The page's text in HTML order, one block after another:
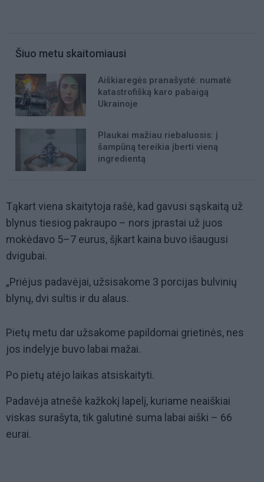
Šiuo metu skaitomiausi
Aiškiaregės pranašystė: numatė
katastrofišką karo pabaigą
Ukrainoje
Plaukai mažiau riebaluosis: į
šampūną tereikia įberti vieną
ingredientą
Tąkart viena skaitytoja rašė, kad gavusi sąskaitą už
blynus tiesiog pakraupo – nors įprastai už juos
mokėdavo 5–7 eurus, šįkart kaina buvo išaugusi
dvigubai.
„Priėjus padavėjai, užsisakome 3 porcijas bulvinių
blynų, dvi sultis ir du alaus.
Pietų metu dar užsakome papildomai grietinės, nes
jos indelyje buvo labai mažai.
Po pietų atėjo laikas atsiskaityti.
Padavėja atnešė kažkokį lapelį, kuriame neaiškiai
viskas surašyta, tik galutinė suma labai aiški – 66
eurai.